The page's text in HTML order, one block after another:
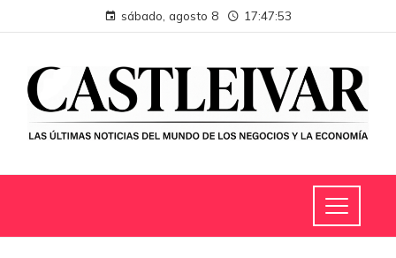
sábado, agosto 8 17:47:54